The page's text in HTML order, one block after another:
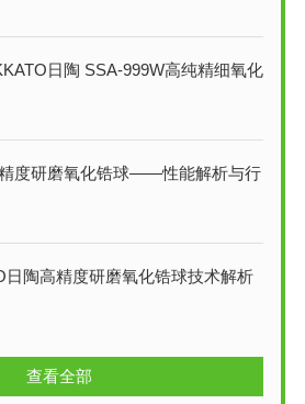
SSA-999W高纯精细氧化铝球技术解析与应用指南
研磨氧化锆球——性能解析与行业应用
日陶高精度研磨氧化锆球技术解析
查看全部